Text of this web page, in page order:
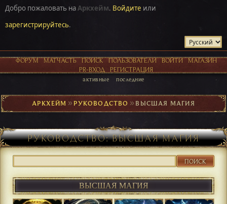
Добро пожаловать наАркхейм. Войдите или
зарегистрируйтесь.
ФОРУМ МАТЧАСТЬ ПОИСК ПОЛЬЗОВАТЕЛИ ВОЙТИ
МАГАЗИН
PR-ВХОД
РЕГИСТРАЦИЯ
активные последние
АРКХЕЙМ ►РУКОВОДСТВО ►ВЫСШАЯ МАГИЯ
РУКОВОДСТВО: ВЫСШАЯ МАГИЯ
ПОИСК
ВЫСШАЯ МАГИЯ